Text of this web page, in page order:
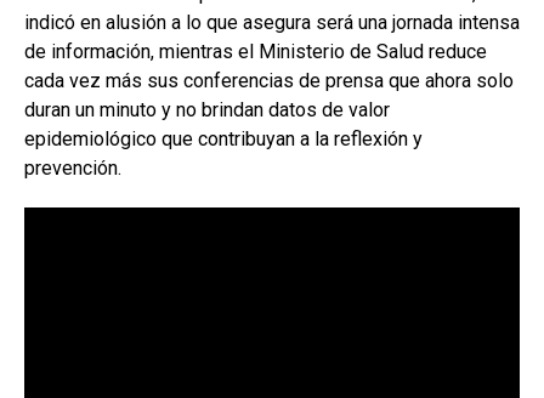
indicó en alusión a lo que asegura será una jornada intensa
de información, mientras el Ministerio de Salud reduce
cada vez más sus conferencias de prensa que ahora solo
duran un minuto y no brindan datos de valor
epidemiológico que contribuyan a la reflexión y
prevención.